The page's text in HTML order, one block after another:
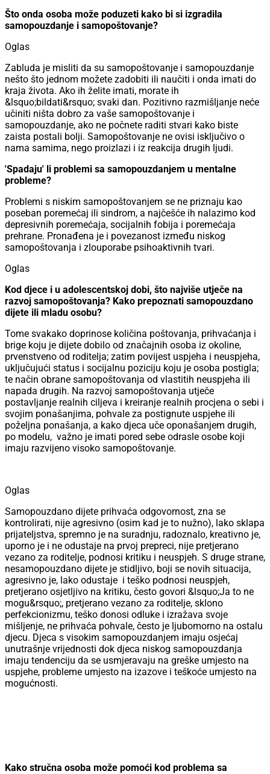
Što onda osoba može poduzeti kako bi si izgradila
samopouzdanje i samopoštovanje?
Oglas
Zabluda je misliti da su samopoštovanje i samopouzdanje
nešto što jednom možete zadobiti ili naučiti i onda imati do
kraja života. Ako ih želite imati, morate ih
&lsquo;bildati&rsquo; svaki dan. Pozitivno razmišljanje neće
učiniti ništa dobro za vaše samopoštovanje i
samopouzdanje, ako ne počnete raditi stvari kako biste
zaista postali bolji. Samopoštovanje ne ovisi isključivo o
nama samima, nego proizlazi i iz reakcija drugih ljudi.
'Spadaju' li problemi sa samopouzdanjem u mentalne
probleme?
Problemi s niskim samopoštovanjem se ne priznaju kao
poseban poremećaj ili sindrom, a najčešće ih nalazimo kod
depresivnih poremećaja, socijalnih fobija i poremećaja
prehrane. Pronađena je i povezanost između niskog
samopoštovanja i zlouporabe psihoaktivnih tvari.
Oglas
Kod djece i u adolescentskoj dobi, što najviše utječe na
razvoj samopoštovanja? Kako prepoznati samopouzdano
dijete ili mladu osobu?
Tome svakako doprinose količina poštovanja, prihvaćanja i
brige koju je dijete dobilo od značajnih osoba iz okoline,
prvenstveno od roditelja; zatim povijest uspjeha i neuspjeha,
uključujući status i socijalnu poziciju koju je osoba postigla;
te način obrane samopoštovanja od vlastitih neuspjeha ili
napada drugih. Na razvoj samopoštovanja utječe
postavljanje realnih ciljeva i kreiranje realnih procjena o sebi i
svojim ponašanjima, pohvale za postignute uspjehe ili
poželjna ponašanja, a kako djeca uče oponašanjem drugih,
po modelu, važno je imati pored sebe odrasle osobe koji
imaju razvijeno visoko samopoštovanje.
Oglas
Samopouzdano dijete prihvaća odgovornost, zna se
kontrolirati, nije agresivno (osim kad je to nužno), lako sklapa
prijateljstva, spremno je na suradnju, radoznalo, kreativno je,
uporno je i ne odustaje na prvoj prepreci, nije pretjerano
vezano za roditelje, podnosi kritiku i neuspjeh. S druge strane,
nesamopouzdano dijete je stidljivo, boji se novih situacija,
agresivno je, lako odustaje i teško podnosi neuspjeh,
pretjerano osjetljivo na kritiku, često govori &lsquo;Ja to ne
mogu&rsquo;, pretjerano vezano za roditelje, sklono
perfekcionizmu, teško donosi odluke i izražava svoje
mišljenje, ne prihvaća pohvale, često je ljubomorno na ostalu
djecu. Djeca s visokim samopouzdanjem imaju osjećaj
unutrašnje vrijednosti dok djeca niskog samopouzdanja
imaju tendenciju da se usmjeravaju na greške umjesto na
uspjehe, probleme umjesto na izazove i teškoće umjesto na
mogućnosti.
Kako stručna osoba može pomoći kod problema sa